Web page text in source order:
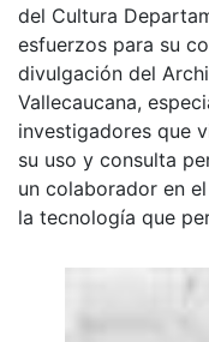
del Cultura
esfuerzos para su
divulgación del
Vallecaucana,
investigadores que
su uso y consulta
un colaborador en
la tecnología que